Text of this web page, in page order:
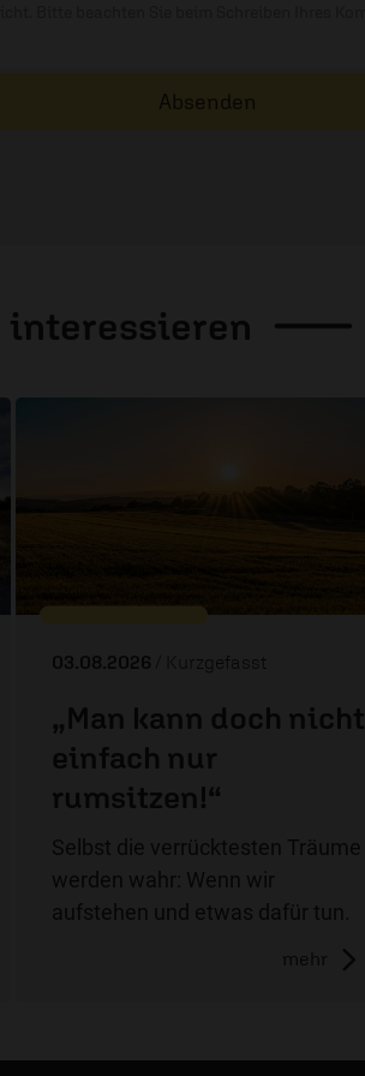
Absenden
interessieren
03.08.2026 / Kurzgefasst
„Man kann doch nicht
einfach nur
rumsitzen!“
Selbst die verrücktesten Träume
werden wahr: Wenn wir
aufstehen und etwas dafür tun.
mehr